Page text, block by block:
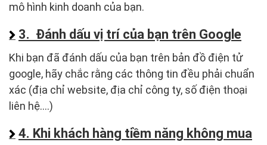
mô hình kinh doanh của bạn.
3. Đánh dấu vị trí của bạn trên Google
Khi bạn đã đánh dấu của bạn trên bản đồ điện tử
google, hãy chắc rằng các thông tin đều phải chuẩn
xác (địa chỉ website, địa chỉ công ty, số điện thoại
liên hệ….)
4. Khi khách hàng tiềm năng không mua